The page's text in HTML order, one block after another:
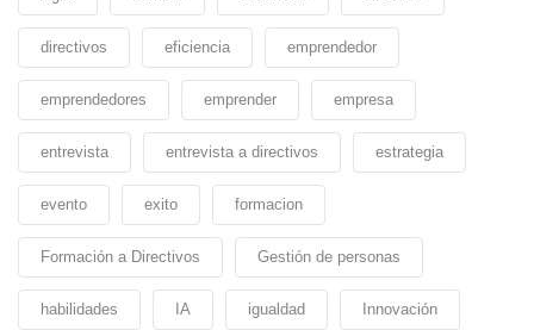
directivos eficiencia emprendedor
emprendedores emprender empresa
entrevista entrevista a directivos estrategia
evento exito formacion
Formación a Directivos Gestión de personas
habilidades IA igualdad Innovación